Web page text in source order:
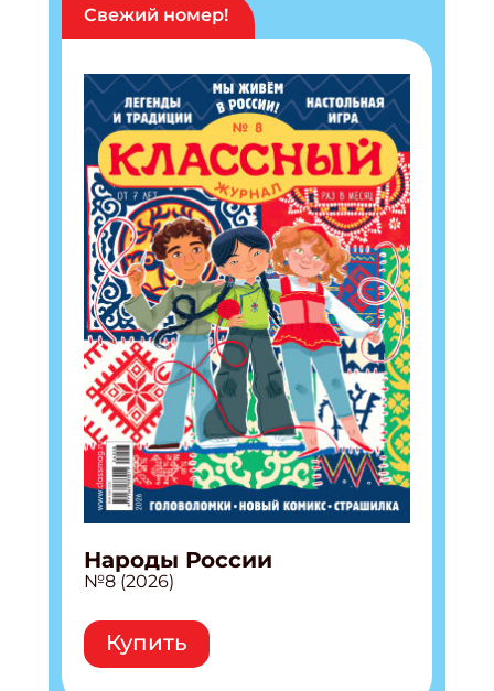
Свежий номер!
Народы России
№8 (2026)
Купить
Подпишись на рассылку
Получи электронный "Классный журнал" в
подарок!
Укажите имя
Укажите Ваш Email
ПОДПИСАТЬСЯ